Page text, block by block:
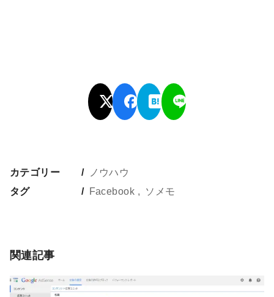
カテゴリー
ノウハウ
タグ
Facebook ソメモ
関連記事